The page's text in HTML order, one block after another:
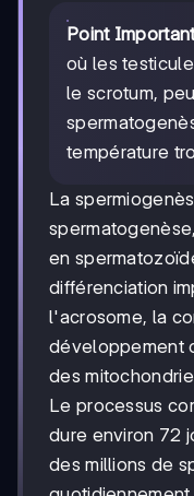
Point
où les
le scrotum,
température
La
en
différenciation
l'acrosome, la
développement
des
Le processus
dure environ 72
des millions de